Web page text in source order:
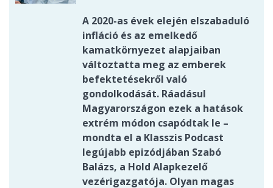
A 2020-as évek elején elszabaduló
infláció és az emelkedő
kamatkörnyezet alapjaiban
változtatta meg az emberek
befektetésekről való
gondolkodását. Ráadásul
Magyarországon ezek a hatások
extrém módon csapódtak le –
mondta el a Klasszis Podcast
legújabb epizódjában Szabó
Balázs, a Hold Alapkezelő
vezérigazgatója. Olyan magas